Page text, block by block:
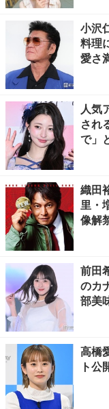
小沢
料理
愛さ
人気
され
で」
織田
里・
像解
前田
のカ
部美
高橋
ト公